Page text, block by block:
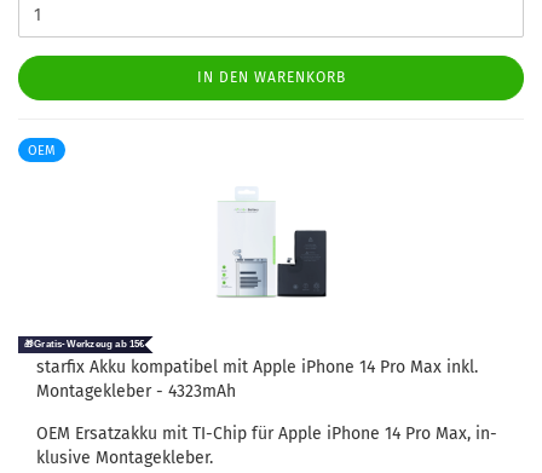
IN DEN WARENKORB
OEM
star­fix Akku kom­pa­ti­bel mit Apple iPho­ne 14 Pro Max inkl.
Mon­ta­ge­kle­ber - 4323mAh
OEM Er­satz­ak­ku mit TI-​Chip für Apple iPho­ne 14 Pro Max, in­
klu­si­ve Mon­ta­ge­kle­ber.